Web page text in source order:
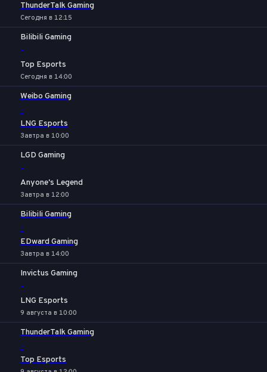
ThunderTalk Gaming
Сегодня в 12:15
Bilibili Gaming
-
Top Esports
Сегодня в 14:00
Weibo Gaming
-
LNG Esports
Завтра в 10:00
LGD Gaming
-
Anyone's Legend
Завтра в 12:00
Bilibili Gaming
-
EDward Gaming
Завтра в 14:00
Invictus Gaming
-
LNG Esports
9 августа в 10:00
ThunderTalk Gaming
-
Top Esports